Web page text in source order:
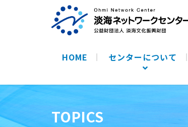
HOME センターについて
TOPICS